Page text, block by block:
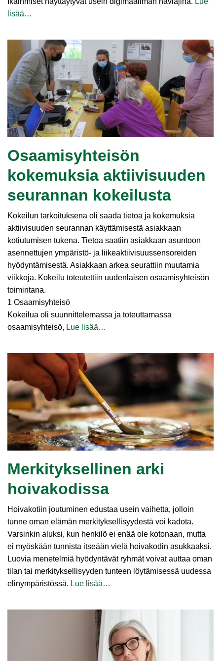
lisää…
Osaamisyhteisön
kokemuksia aktiivisuuden
seurannan kokeilusta
Kokeilun tarkoituksena oli saada tietoa ja kokemuksia
aktiivisuuden seurannan käyttämisestä asiakkaan
kotiutumisen tukena. Tietoa saatiin asiakkaan asuntoon
asennettujen ympäristö- ja liikeaktiivisuussensoreiden
hyödyntämisestä. Asiakkaan arkea seurattiin muutamia
viikkoja. Kokeilu toteutettiin uudenlaisen osaamisyhteisön
toimintana.
1 Osaamisyhteisö
Kokeilua oli suunnittelemassa ja toteuttamassa
osaamisyhteisö, Lue lisää…
Merkityksellinen arki
hoivakodissa
Hoivakotiin joutuminen edustaa usein vaihetta, jolloin
tunne oman elämän merkityksellisyydestä voi kadota.
Varsinkin aluksi, kun henkilö ei enää ole kotonaan, mutta
ei myöskään tunnista itseään vielä hoivakodin asukkaaksi.
Luovia menetelmiä hyödyntävät ryhmät voivat auttaa oman
tilan tai merkityksellisyyden tunteen löytämisessä uudessa
elinympäristössä. Lue lisää…